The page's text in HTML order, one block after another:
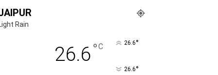
Rain
26.6°C 26.6°
26.6°